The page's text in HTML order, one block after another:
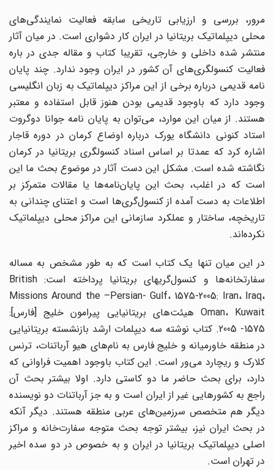
مرور، بررسی و ارزیابی تاریخی سابقه فعالیت نمایندگی‌های
محلی دیپلماتیک بریتانیا در ایران کار دشواری است. در میان آثار
منتشر شده داخلی و خارجی، تقریبا کتاب و مقاله جدی در باره
فعالیت کنسولگری‌های آن کشور در ایران وجود ندارد. چند پایان
نامه قدیمی درباره برخی از این مراکز دیپلماتیک به زبان انگلیسی
وجود دارد که باوجود قدیمی بودن هنوز قابل استفاده و معتبر
هستند. از میان این موارد، می‌توان به پایان نامه جوانا دوگروت
استاد کنونی دانشگاه یورک درباره اوضاع کرمان در دوره قاجار
اشاره کرد که عمدتا بر اساس اسناد کنسولگری بریتانیا در کرمان
نگاشته شده است. مشکل این دست آثار در موضوع بحث ما این
است که در اغلب، بحث این پایان‌نامه‌ها یا مقالات متمرکز بر
اطلاعات به دست آمده از کنسول‌گری‌ها است و اعتنای چندانی به
تاریخچه، ساختار و عملکرد سازمانی این مراکز محلی دیپلماتیک
نکرده‌اند.
در این میان تنها یک کتاب است که به طور مشخص به مساله
سفارتخانه‌ها و کنسول‌گریهای بریتانیا پرداخته است: British
Missions Around the –Persian- Gulf، 1575-2005: Iran، Iraq،
Oman، Kuwait هیئت‌های بریتانیایی پیرامون خلیج [فارس]:
1575- 2005. کتاب نوشته سه دیپلمات ارشد بازنشسته بریتانیایی
در منطقه خاورمیانه و خلیج فارس به نام‌های هیو آرباتنات، ترنس
کلارک و ریچارد می‌ور است. این کتاب باوجود اهمیت فراوانی که
دارد، برای بحث حاضر ما دو کاستی دارد. اولا بیشتر بحث آن
راجع به کشورهایی غیر از ایران است و به جز آرباتنات دو نویسنده
دیگر هم متخصص سرزمین‌های عربی منطقه هستند. دیگر آنکه
در بحث ایران نیز، بیشتر توجه بحث متوجه سفارت‌خانه و مراکز
اصلی دیپلماتیک بریتانیا در ایران و به خصوص در دو سده اخیر
در تهران است.